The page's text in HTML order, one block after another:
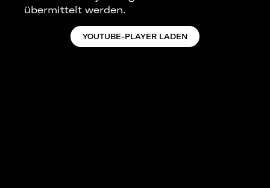
übermittelt werden.
YOUTUBE-PLAYER LADEN